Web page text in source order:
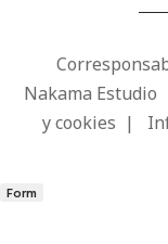
Nakama Estudio
y cookies |
Form